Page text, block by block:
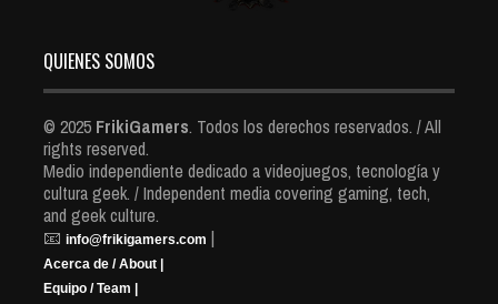
QUIENES SOMOS
© 2025 FrikiGamers. Todos los derechos reservados. / All
rights reserved.
Medio independiente dedicado a videojuegos, tecnología y
cultura geek. / Independent media covering gaming, tech,
and geek culture.
📧 info@frikigamers.com |
Acerca de / About |
Equipo / Team |